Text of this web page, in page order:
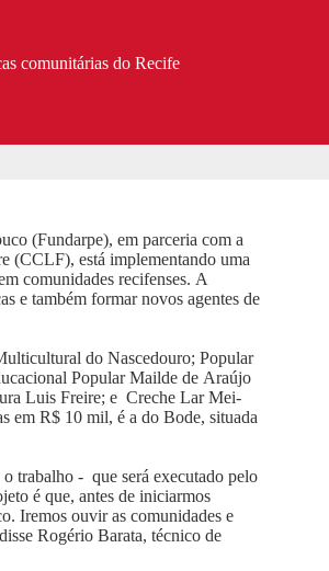
comunitárias do Recife
(Fundarpe), em parceria com a
(CCLF), está implementando uma
comunidades recifenses. A
e também formar novos agentes de
do Nascedouro; Popular
Popular Mailde de Araújo
Luis Freire; e Creche Lar Mei-
em R$ 10 mil, é a do Bode, situada
trabalho - que será executado pelo
é que, antes de iniciarmos
Iremos ouvir as comunidades e
Rogério Barata, técnico de